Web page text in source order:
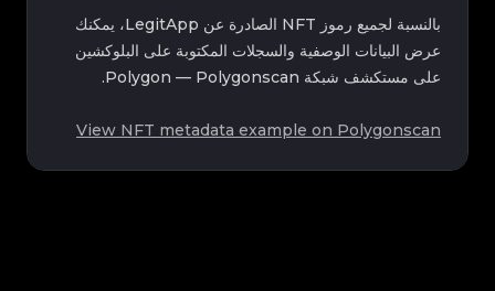
بالنسبة لجميع رموز NFT الصادرة عن LegitApp، يمكنك
عرض البيانات الوصفية والسجلات المكتوبة على البلوكشين
على مستكشف شبكة Polygon — Polygonscan.
View NFT metadata example on Polygonscan